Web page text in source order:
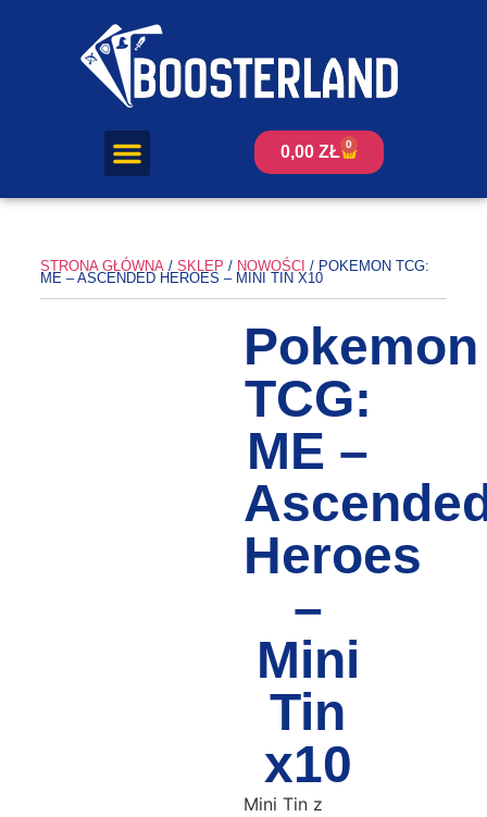
0,00 ZŁ 0
STRONA GŁÓWNA/ SKLEP / NOWOŚCI / POKEMON TCG:
ME – ASCENDED HEROES – MINI TIN X10
Pokemon
TCG:
ME –
Heroes
–
Mini
Tin
x10
Mini Tin z